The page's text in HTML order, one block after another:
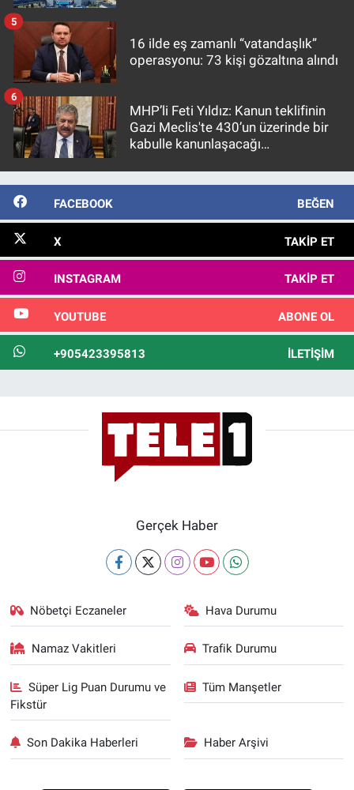
16 ilde eş zamanlı “vatandaşlık”
operasyonu: 73 kişi gözaltına alındı
5
MHP’li Feti Yıldız: Kanun teklifinin
Gazi Meclis'te 430’un üzerinde bir
kabulle kanunlaşacağı
6
FACEBOOK BEĞEN
X TAKIP ET
INSTAGRAM TAKIP ET
YOUTUBE ABONE OL
+905423395813 İLETIŞIM
Gerçek Haber
Nöbetçi Eczaneler Hava Durumu
Namaz Vakitleri Trafik Durumu
Süper Lig Puan Durumu ve
Fikstür
Tüm Manşetler
Son Dakika Haberleri Haber Arşivi